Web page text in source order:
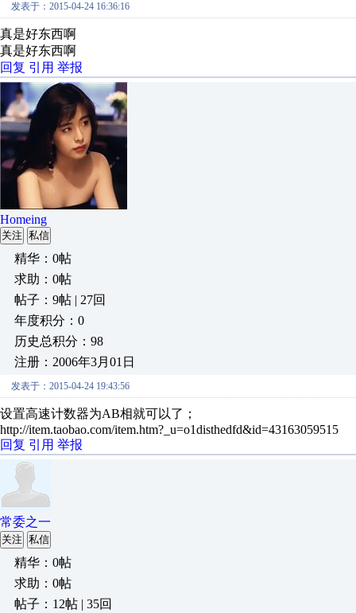
发表于：2015-04-24 16:36:16
真是好东西啊
真是好东西啊
回复 引用 举报
Homeing
关注 私信
精华：0帖
求助：0帖
帖子：9帖 | 27回
年度积分：0
历史总积分：98
注册：2006年3月01日
发表于：2015-04-24 19:43:56
设置高速计数器为AB相就可以了；
http://item.taobao.com/item.htm?_u=o1disthedfd&id=43163059515
回复 引用 举报
常委之一
关注 私信
精华：0帖
求助：0帖
帖子：12帖 | 35回